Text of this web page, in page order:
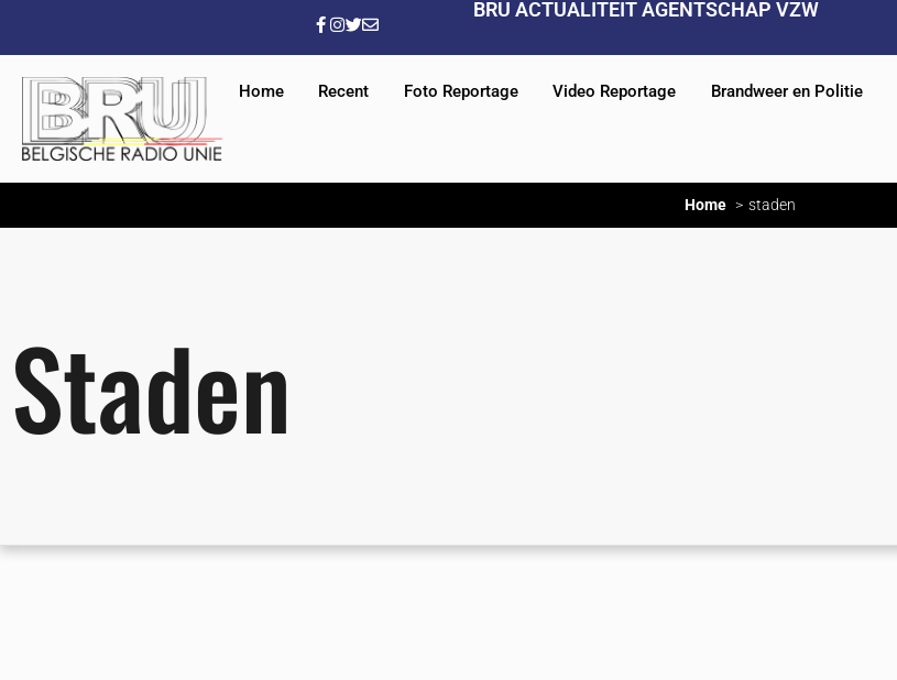
BRU ACTUALITEIT AGENTSCHAP VZW
Home Recent Foto Reportage Video Reportage Brandweer en Politie
Home staden
Staden